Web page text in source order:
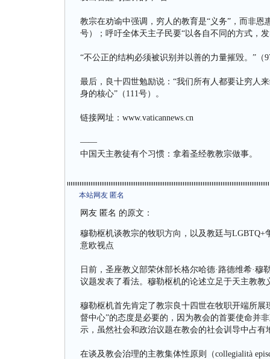
教宗在劝谕中强调，穷人的教育是“义务”，而非
号）；呼吁全体天主子民要“以各自不同的方式，
“不公正的结构必须被识别并以善的力量摧毁。”（
最后，良十四世勉励说：“我们所有人都要让穷人
身的核心”（111号）。
链接网址：www.vaticannews.cn
——
中国天主教徒有个习惯：拿着圣经教教宗做事。
本站网友 匿名
网友 匿名 的原文：
穆勒枢机谈教宗的牧职方向，以及教廷与
意欧视点
日前，圣座教义部荣休部长格尔哈德·路德维希·
议题发表了看法。穆勒枢机的论述立足于天主教
穆勒枢机首先肯定了教宗良十四世在牧职开端所展
督中心”的态度是必要的，因为教会的首要使命并
示，虽然社会和政治议题在教会的社会训导中占
在谈及教会治理的主教集体性原则（collegialità